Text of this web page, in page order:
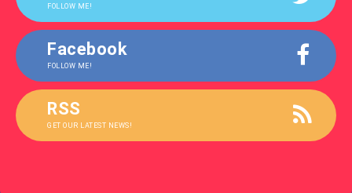
FOLLOW ME!
Facebook
FOLLOW ME!
RSS
GET OUR LATEST NEWS!